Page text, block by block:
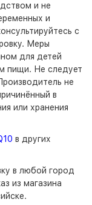
и не
и
с
Меры
для детей
пищи. Не следует
не
в
или хранения
в других
в любой город
из магазина